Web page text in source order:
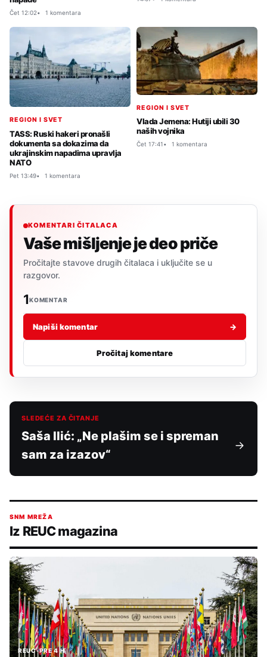
Čet 12:02 1 komentara
REGION I SVET
TASS: Ruski hakeri pronašli
dokumenta sa dokazima da
ukrajinskim napadima upravlja
NATO
Pet 13:49 1 komentara
REGION I SVET
Vlada Jemena: Hutiji ubili 30
naših vojnika
Čet 17:41 1 komentara
KOMENTARI ČITALACA
Vaše mišljenje je deo priče
Pročitajte stavove drugih čitalaca i uključite se u
razgovor.
1KOMENTAR
Napiši komentar →
Pročitaj komentare
SLEDEĆE ZA ČITANJE
Saša Ilić: „Ne plašim se i spreman
sam za izazov“
SNM MREŽA
Iz REUC magazina
REUC•PRE 4 H